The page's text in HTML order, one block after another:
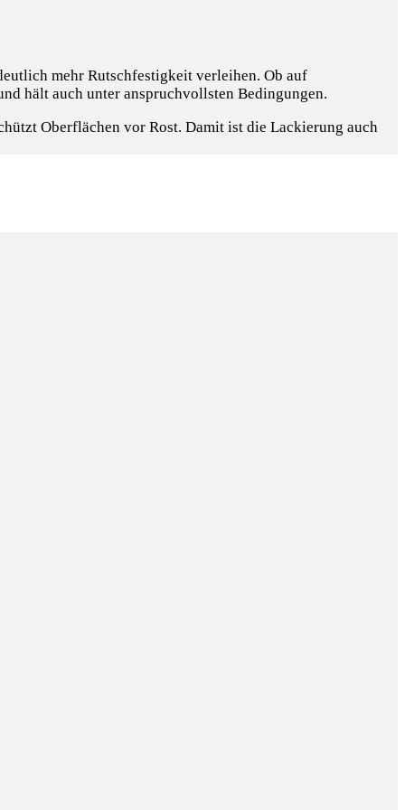
mehr Rutschfestigkeit verleihen. Ob auf
hält auch unter anspruchvollsten Bedingungen.
Oberflächen vor Rost. Damit ist die Lackierung auch